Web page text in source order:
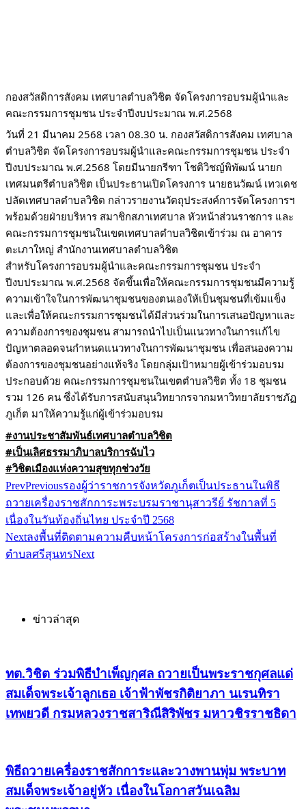
กองสวัสดิการสังคม เทศบาลตำบลวิชิต จัดโครงการอบรมผู้นำและ
คณะกรรมการชุมชน ประจำปีงบประมาณ พ.ศ.2568
วันที่ 21 มีนาคม 2568 เวลา 08.30 น. กองสวัสดิการสังคม เทศบาล
ตำบลวิชิต จัดโครงการอบรมผู้นำและคณะกรรมการชุมชน ประจำ
ปีงบประมาณ พ.ศ.2568 โดยมีนายกรีฑา โชติวิชญ์พิพัฒน์ นายก
เทศมนตรีตำบลวิชิต เป็นประธานเปิดโครงการ นายธนวัฒน์ เทวเดช
ปลัดเทศบาลตำบลวิชิต กล่าวรายงานวัตถุประสงค์การจัดโครงการฯ
พร้อมด้วยฝ่ายบริหาร สมาชิกสภาเทศบาล หัวหน้าส่วนราชการ และ
คณะกรรมการชุมชนในเขตเทศบาลตำบลวิชิตเข้าร่วม ณ อาคาร
ตะเภาใหญ่ สำนักงานเทศบาลตำบลวิชิต
สำหรับโครงการอบรมผู้นำและคณะกรรมการชุมชน ประจำ
ปีงบประมาณ พ.ศ.2568 จัดขึ้นเพื่อให้คณะกรรมการชุมชนมีความรู้
ความเข้าใจในการพัฒนาชุมชนของตนเองให้เป็นชุมชนที่เข้มแข็ง
และเพื่อให้คณะกรรมการชุมชนได้มีส่วนร่วมในการเสนอปัญหาและ
ความต้องการของชุมชน สามารถนำไปเป็นแนวทางในการแก้ไข
ปัญหาตลอดจนกำหนดแนวทางในการพัฒนาชุมชน เพื่อสนองความ
ต้องการของชุมชนอย่างแท้จริง โดยกลุ่มเป้าหมายผู้เข้าร่วมอบรม
ประกอบด้วย คณะกรรมการชุมชนในเขตตำบลวิชิต ทั้ง 18 ชุมชน
รวม 126 คน ซึ่งได้รับการสนับสนุนวิทยากรจากมหาวิทยาลัยราชภัฏ
ภูเก็ต มาให้ความรู้แก่ผู้เข้าร่วมอบรม
#งานประชาสัมพันธ์เทศบาลตำบลวิชิต
#เป็นเลิศธรรมาภิบาลบริการฉับไว
#วิชิตเมืองแห่งความสุขทุกช่วงวัย
PrevPreviousรองผู้ว่าราชการจังหวัดภูเก็ตเป็นประธานในพิธี
ถวายเครื่องราชสักการะพระบรมราชานุสาวรีย์ รัชกาลที่ 5
เนื่องในวันท้องถิ่นไทย ประจำปี 2568
Nextลงพื้นที่ติดตามความคืบหน้าโครงการก่อสร้างในพื้นที่
ตำบลศรีสุนทรNext
ข่าวล่าสุด
ทต.วิชิต ร่วมพิธีบำเพ็ญกุศล ถวายเป็นพระราชกุศลแด่
สมเด็จพระเจ้าลูกเธอ เจ้าฟ้าพัชรกิติยาภา นเรนทิรา
เทพยวดี กรมหลวงราชสาริณีสิริพัชร มหาวชิรราชธิดา
พิธีถวายเครื่องราชสักการะและวางพานพุ่ม พระบาท
สมเด็จพระเจ้าอยู่หัว เนื่องในโอกาสวันเฉลิม